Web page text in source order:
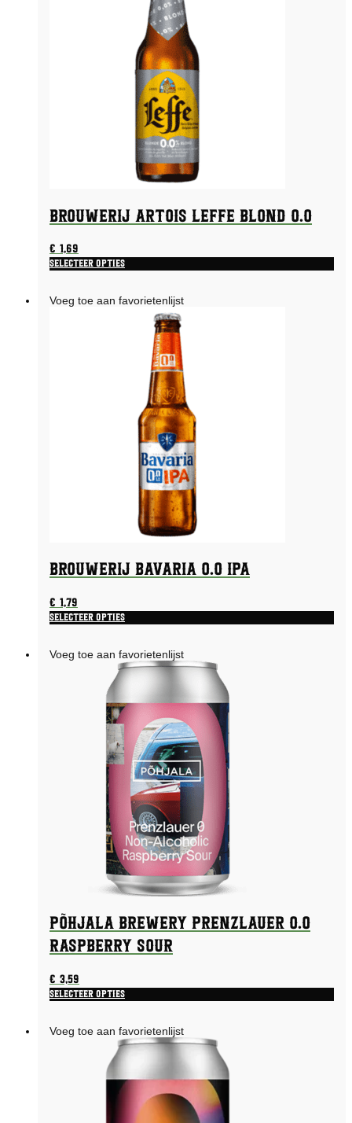
Brouwerij Artois Leffe Blond 0.0
€ 1,69
Selecteer opties
Voeg toe aan favorietenlijst
Brouwerij Bavaria 0.0 IPA
€ 1,79
Selecteer opties
Voeg toe aan favorietenlijst
Põhjala Brewery Prenzlauer 0.0
Raspberry Sour
€ 3,59
Selecteer opties
Voeg toe aan favorietenlijst